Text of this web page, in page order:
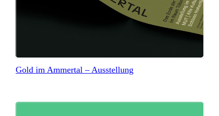
Gold im Ammertal – Ausstellung